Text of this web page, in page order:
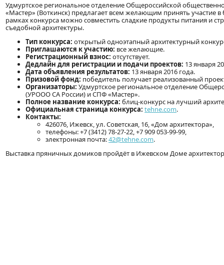
Удмуртское региональное отделение Общероссийской
«Мастер» (Воткинск) предлагает всем желающим принять участие
рамках конкурса можно совместить сладкие продукты питания и
съедобной архитектуры.
Тип конкурса: открытый одноэтапный архитектурный
Приглашаются к участию: все желающие.
Регистрационный взнос: отсутствует.
Дедлайн для регистрации и подачи проектов: 13 января
Дата объявления результатов: 13 января 2016 года.
Призовой фонд: победитель получает реализованный
Организаторы: Удмуртское региональное отделение
(УРООО СА России) и СПФ «Мастер».
Полное название конкурса: блиц-конкурс на лучший
Официальная страница конкурса: tehne.com.
Контакты:
426076, Ижевск, ул. Советская, 16, «Дом архитектора»,
телефоны: +7 (3412) 78-27-22, +7 909 053-99-99,
электронная почта:42@tehne.com.
Выставка пряничных домиков пройдёт в Ижевском Доме